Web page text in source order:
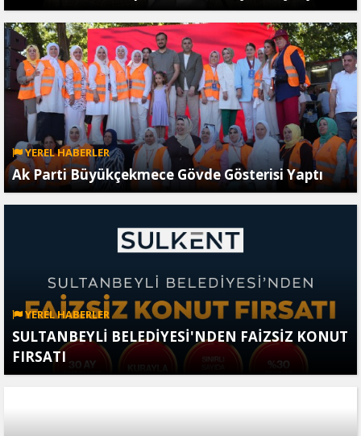
YEREL HABERLER
Ak Parti Büyükçekmece Gövde Gösterisi Yaptı
YEREL HABERLER
SULTANBEYLİ BELEDİYESİ'NDEN FAİZSİZ KONUT
FIRSATI